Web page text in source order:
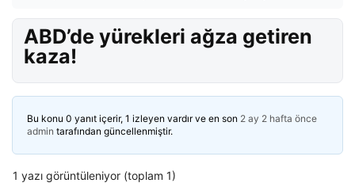
ABD’de yürekleri ağza getiren
kaza!
Bu konu 0 yanıt içerir, 1 izleyen vardır ve en son 2 ay 2 hafta önce
admin tarafından güncellenmiştir.
1 yazı görüntüleniyor (toplam 1)